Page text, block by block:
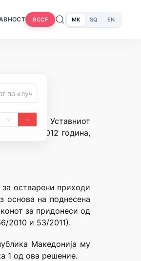
BCCF MK SQ EN
на Уставниот
2012 година,
остварени приходи
основа на поднесена
за придонеси од
2010 и 53/2011).
Македонија му
1 од ова решение.